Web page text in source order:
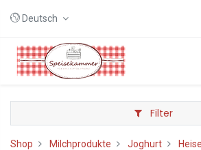
Deutsch
Filter
Shop Milchprodukte Joghurt